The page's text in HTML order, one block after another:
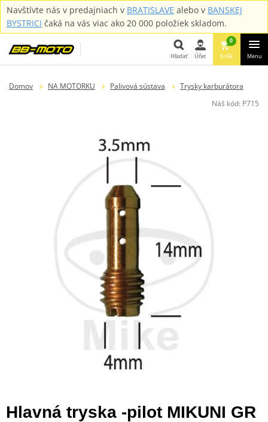
Navštívte nás v predajniach v BRATISLAVE alebo v BANSKEJ
BYSTRICI čaká na vás viac ako 20 000 položiek skladom.
Hľadať
Hľadať Účet
0
Košík Menu
Domov NA MOTORKU Palivová sústava
Trysky karburátora
Náš kód: P715
Hlavná tryska -pilot MIKUNI GR